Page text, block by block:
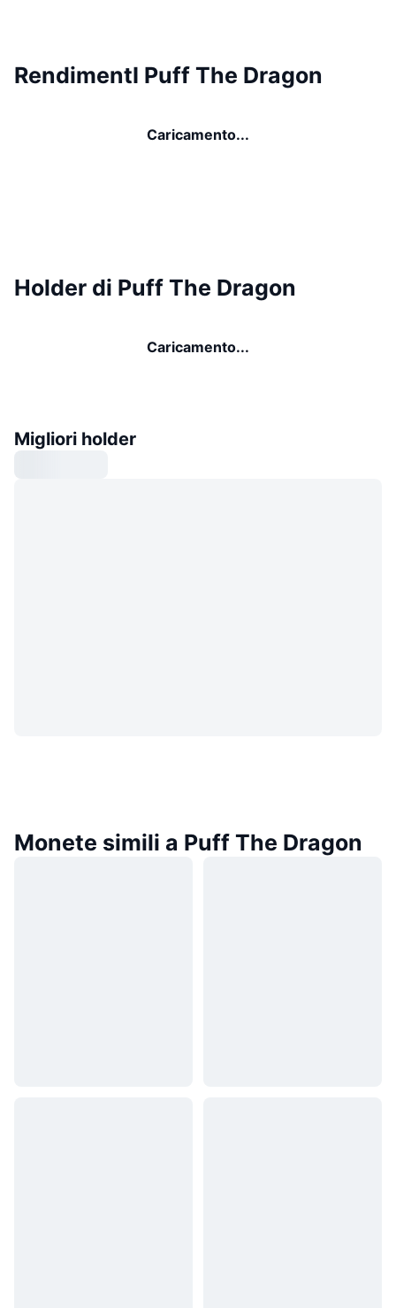
RendimentI Puff The Dragon
Caricamento...
Holder di Puff The Dragon
Caricamento...
Migliori holder
Monete simili a Puff The Dragon